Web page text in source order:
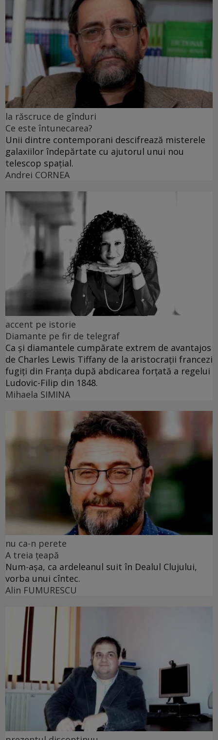
la răscruce de gînduri
Ce este întunecarea?
Unii dintre contemporani descifrează misterele
galaxiilor îndepărtate cu ajutorul unui nou
telescop spațial.
Andrei CORNEA
accent pe istorie
Diamante pe fir de telegraf
Ca și diamantele cumpărate extrem de avantajos
de Charles Lewis Tiffany de la aristocrații francezi
fugiți din Franța după abdicarea forțată a regelui
Ludovic-Filip din 1848.
Mihaela SIMINA
nu ca-n perete
A treia țeapă
Num-așa, ca ardeleanul suit în Dealul Clujului,
vorba unui cîntec.
Alin FUMURESCU